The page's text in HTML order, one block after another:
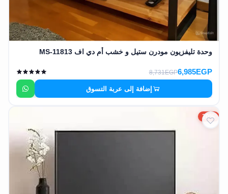
وحدة تليفزيون مودرن ستيل و خشب أم دي اف MS-11813
6,985EGP
8,731EGP
إضافة إلى عربة التسوق
20%